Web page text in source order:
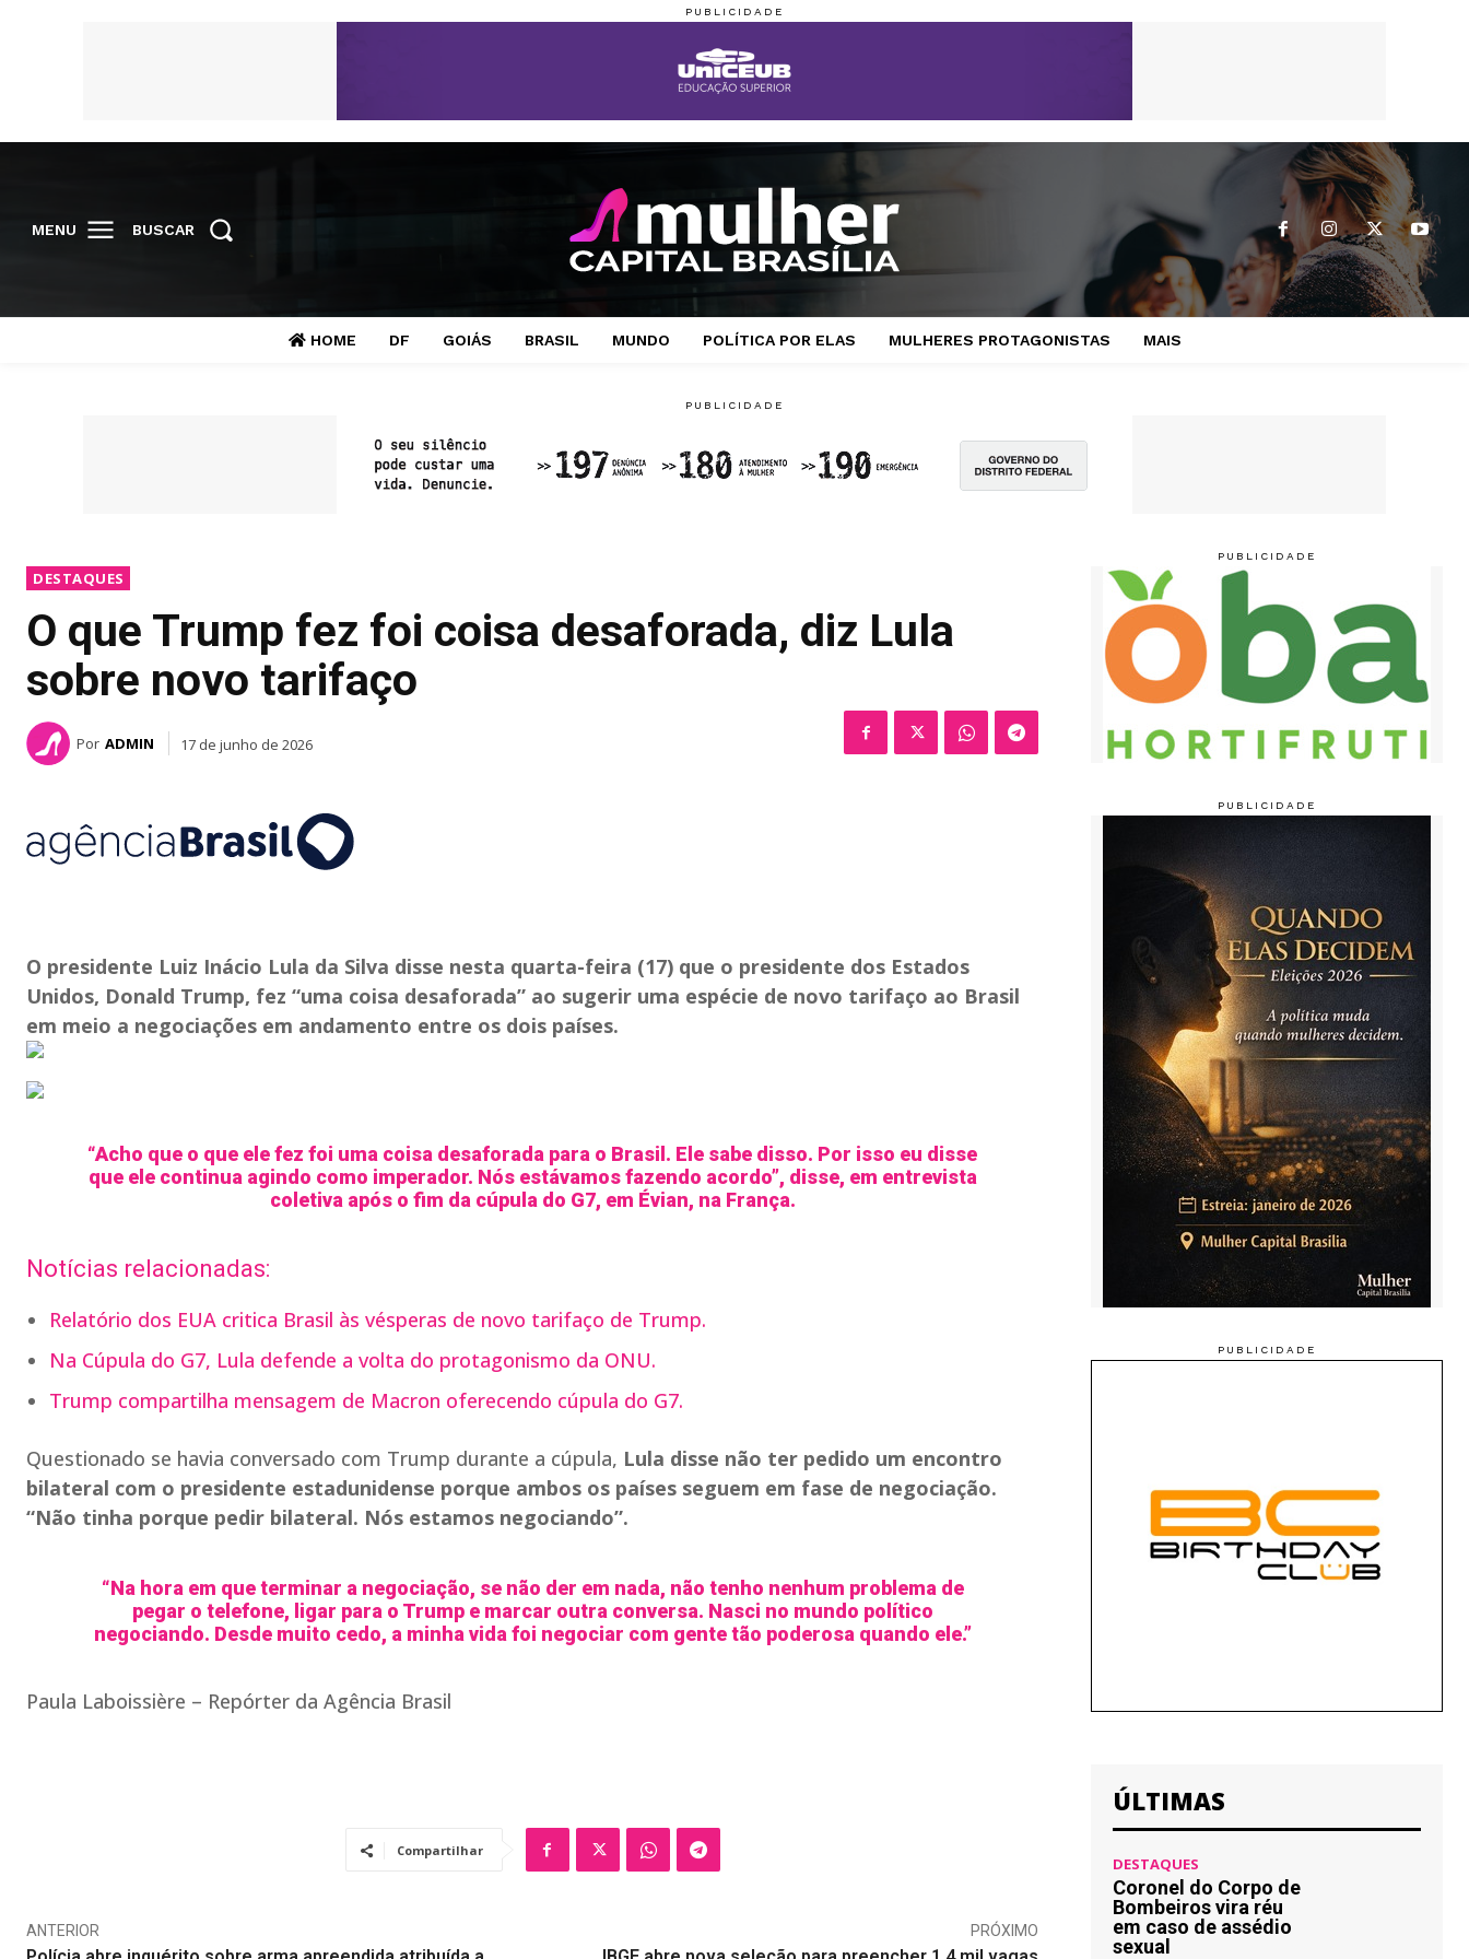
MENU BUSCAR
HOME DF GOIÁS BRASIL MUNDO POLÍTICA POR ELAS MULHERES PROTAGONISTAS MAIS
DESTAQUES
O que Trump fez foi coisa desaforada, diz Lula
sobre novo tarifaço
Por ADMIN 17 de junho de 2026
O presidente Luiz Inácio Lula da Silva disse nesta quarta-feira (17) que o presidente dos Estados
Unidos, Donald Trump, fez “uma coisa desaforada” ao sugerir uma espécie de novo tarifaço ao Brasil
em meio a negociações em andamento entre os dois países.
“Acho que o que ele fez foi uma coisa desaforada para o Brasil. Ele sabe disso. Por isso eu disse
que ele continua agindo como imperador. Nós estávamos fazendo acordo”, disse, em entrevista
coletiva após o fim da cúpula do G7, em Évian, na França.
Notícias relacionadas:
Relatório dos EUA critica Brasil às vésperas de novo tarifaço de Trump.
Na Cúpula do G7, Lula defende a volta do protagonismo da ONU.
Trump compartilha mensagem de Macron oferecendo cúpula do G7.
Questionado se havia conversado com Trump durante a cúpula, Lula disse não ter pedido um encontro
bilateral com o presidente estadunidense porque ambos os países seguem em fase de negociação.
“Não tinha porque pedir bilateral. Nós estamos negociando”.
“Na hora em que terminar a negociação, se não der em nada, não tenho nenhum problema de
pegar o telefone, ligar para o Trump e marcar outra conversa. Nasci no mundo político
negociando. Desde muito cedo, a minha vida foi negociar com gente tão poderosa quando ele.”
Paula Laboissière – Repórter da Agência Brasil
Compartilhar
ANTERIOR PRÓXIMO
ÚLTIMAS
DESTAQUES
Coronel do Corpo de
Bombeiros vira réu
em caso de assédio
sexual